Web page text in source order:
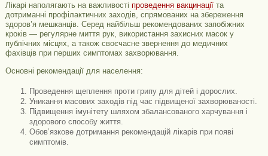
Лікарі наполягають на важливості проведення вакцинаціїта
дотриманні профілактичних заходів, спрямованих на збереження
здоров’я мешканців. Серед найбільш рекомендованих запобіжних
кроків — регулярне миття рук, використання захисних масок у
публічних місцях, а також своєчасне звернення до медичних
фахівців при перших симптомах захворювання.
Основні рекомендації для населення:
Проведення щеплення проти грипу для дітей і дорослих.
Уникання масових заходів під час підвищеної захворюваності.
Підвищення імунітету шляхом збалансованого харчування і
здорового способу життя.
Обов’язкове дотримання рекомендацій лікарів при появі
симптомів.